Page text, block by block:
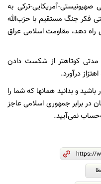
صهیونیستی-آمریکایی-ترکی به
فکر جنگ مستقیم با حزب‌الله
راه دهد، مقاومت اسلامی عراق
کوتاهتر از شکست دادن
درآورد.
و بدانید همانها که شما را
در برابر جمهوری اسلامی عاجز
نمی‌آیید.